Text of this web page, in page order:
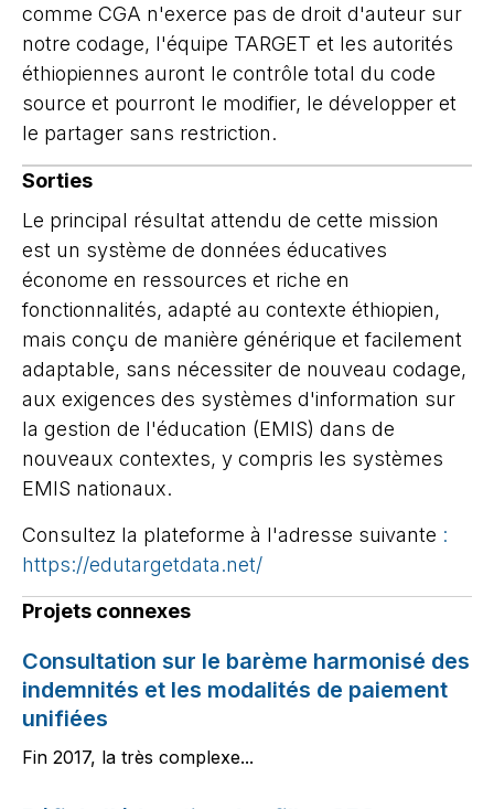
comme CGA n'exerce pas de droit d'auteur sur
notre codage, l'équipe TARGET et les autorités
éthiopiennes auront le contrôle total du code
source et pourront le modifier, le développer et
le partager sans restriction.
Sorties
Le principal résultat attendu de cette mission
est un système de données éducatives
économe en ressources et riche en
fonctionnalités, adapté au contexte éthiopien,
mais conçu de manière générique et facilement
adaptable, sans nécessiter de nouveau codage,
aux exigences des systèmes d'information sur
la gestion de l'éducation (EMIS) dans de
nouveaux contextes, y compris les systèmes
EMIS nationaux.
Consultez la plateforme à l'adresse suivante :
https://edutargetdata.net/
Projets connexes
Consultation sur le barème harmonisé des
indemnités et les modalités de paiement
unifiées
Fin 2017, la très complexe...